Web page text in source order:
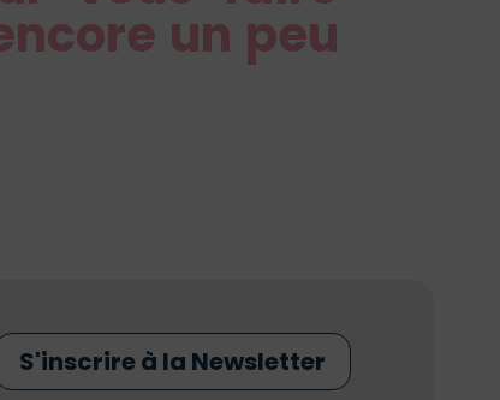
un peu
S'inscrire à la Newsletter